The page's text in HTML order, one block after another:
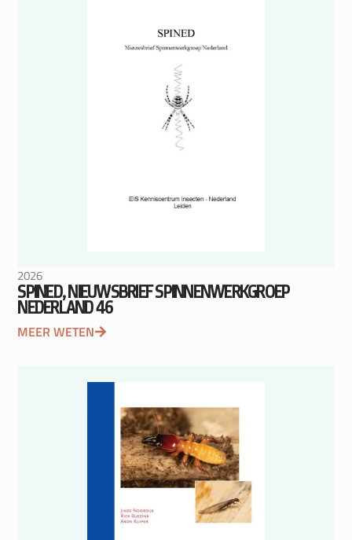
2026
SPINED, NIEUWSBRIEF SPINNENWERKGROEP
NEDERLAND 46
MEER WETEN